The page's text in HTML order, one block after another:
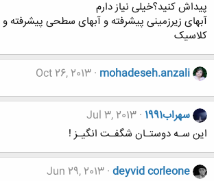
پیداش کنید؟خیلی نیاز دارم
آبهای زیرزمینی پیشرفته و آبهای سطحی پیشرفته
کلاسیک
mohadeseh.anzali
Oct 26, 2013
سهراب1991
Jul 3, 2013
این سـه دوستـان شگفـت انگیـز !
deyvid corleone
Jun 29, 2013